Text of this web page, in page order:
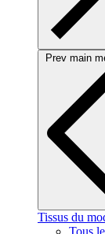
Prev main
Tissus du